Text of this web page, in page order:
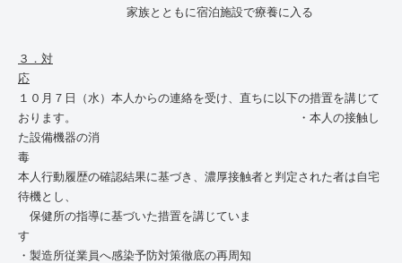
家族とともに宿泊施設で療養に入る
３．対
応
１０月７日（水）本人からの連絡を受け、直ちに以下の措置を講じて
おります。 ・本人の接触し
た設備機器の消
毒
本人行動履歴の確認結果に基づき、濃厚接触者と判定された者は自宅
待機とし、
保健所の指導に基づいた措置を講じていま
・製造所従業員へ感染予防対策徹底の再周知